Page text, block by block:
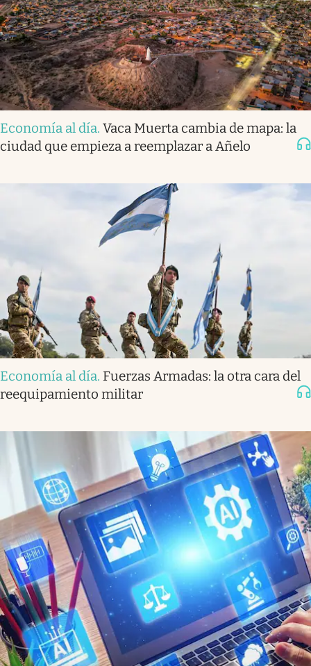
Economía al día. Vaca Muerta cambia de mapa: la
ciudad que empieza a reemplazar a Añelo
Economía al día. Fuerzas Armadas: la otra cara del
reequipamiento militar